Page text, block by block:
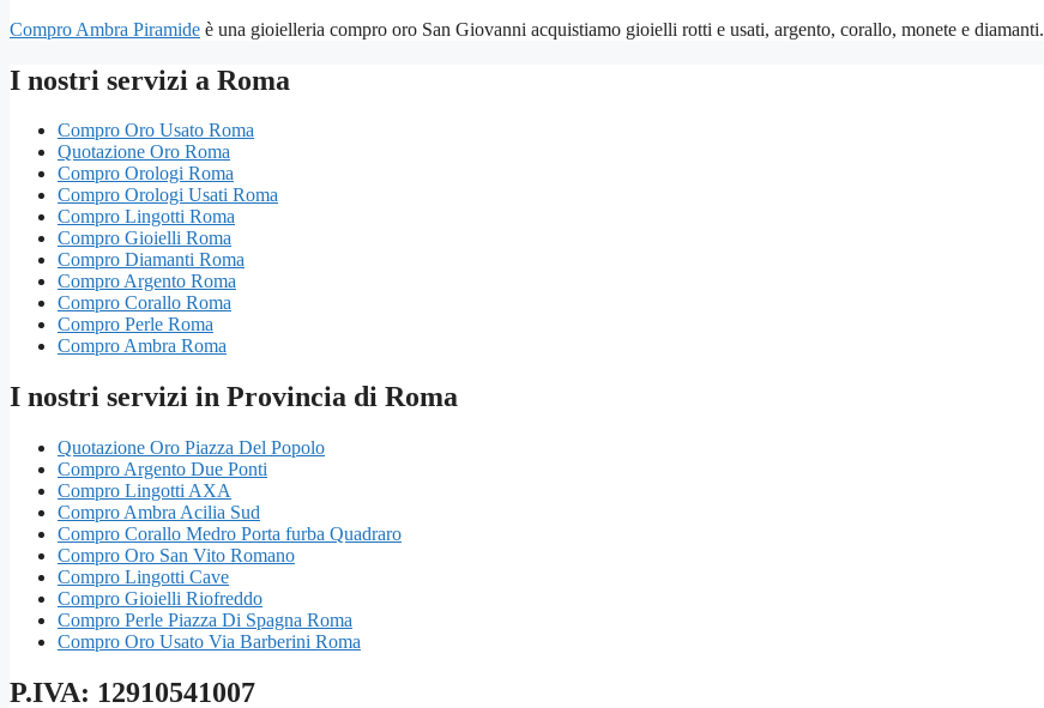
Compro Ambra Piramide è una gioielleria compro oro San Giovanni acquistiamo gioielli rotti e usati, argento, corallo, monete e diamanti.
I nostri servizi a Roma
Compro Oro Usato Roma
Quotazione Oro Roma
Compro Orologi Roma
Compro Orologi Usati Roma
Compro Lingotti Roma
Compro Gioielli Roma
Compro Diamanti Roma
Compro Argento Roma
Compro Corallo Roma
Compro Perle Roma
Compro Ambra Roma
I nostri servizi in Provincia di Roma
Quotazione Oro Piazza Del Popolo
Compro Argento Due Ponti
Compro Lingotti AXA
Compro Ambra Acilia Sud
Compro Corallo Medro Porta furba Quadraro
Compro Oro San Vito Romano
Compro Lingotti Cave
Compro Gioielli Riofreddo
Compro Perle Piazza Di Spagna Roma
Compro Oro Usato Via Barberini Roma
P.IVA: 12910541007